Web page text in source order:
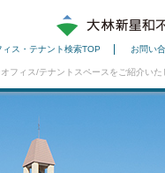
ス・テナント検索TOP お問い
フィス/テナントスペースをご紹介いた